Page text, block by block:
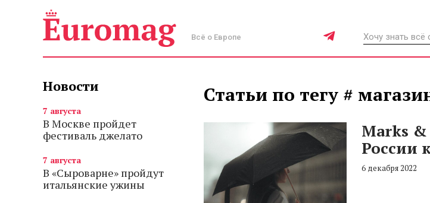
Всё о Европе
Новости
7 августа
В Москве пройдет
фестиваль джелато
7 августа
В «Сыроварне» пройдут
итальянские ужины
Статьи по тегу #
Marks &
России
6 декабря 2022